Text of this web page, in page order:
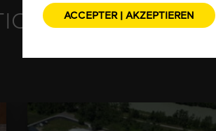
ACCEPTER | AKZEPTIEREN